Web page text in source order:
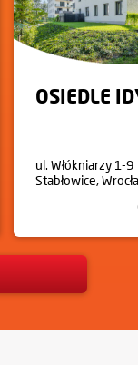
OSIEDLE
ul. Włókniarzy 1-9
Stabłowice,